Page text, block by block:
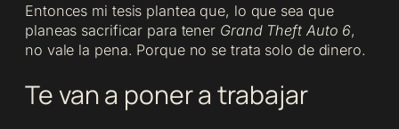
Entonces mi tesis plantea que, lo que sea que
planeas sacrificar para tener Grand Theft Auto 6,
no vale la pena. Porque no se trata solo de dinero.
Te van a poner a trabajar